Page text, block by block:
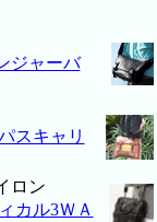
ジャーバ
スキャリ
ロン
カル3ＷＡ